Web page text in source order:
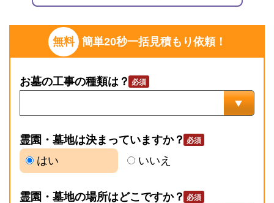
無料 簡単20秒一括見積もり依頼！
お墓の工事の種類は？
霊園・墓地は決まっていますか？
はい
いいえ
霊園・墓地の場所はどこですか？